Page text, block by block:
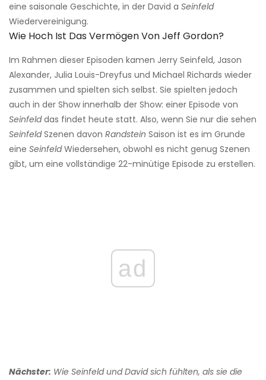
eine saisonale Geschichte, in der David a Seinfeld
Wiedervereinigung.
Wie Hoch Ist Das Vermögen Von Jeff Gordon?
Im Rahmen dieser Episoden kamen Jerry Seinfeld, Jason
Alexander, Julia Louis-Dreyfus und Michael Richards wieder
zusammen und spielten sich selbst. Sie spielten jedoch
auch in der Show innerhalb der Show: einer Episode von
Seinfelddas findet heute statt. Also, wenn Sie nur die sehen
SeinfeldSzenen davon Randstein Saison ist es im Grunde
eine SeinfeldWiedersehen, obwohl es nicht genug Szenen
gibt, um eine vollständige 22-minütige Episode zu erstellen.
ad
Nächster: Wie Seinfeld und David sich fühlten, als sie die